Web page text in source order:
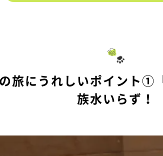
旅にうれしいポイント①
族水いらず！